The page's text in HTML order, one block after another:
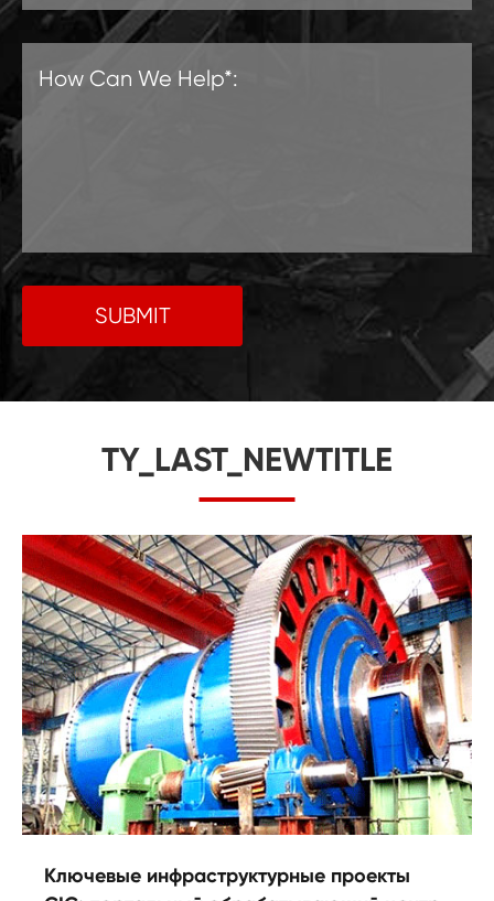
SUBMIT
TY_LAST_NEWTITLE
Ключевые инфраструктурные проекты